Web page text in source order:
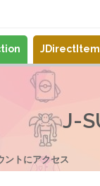
J-
トにアクセス